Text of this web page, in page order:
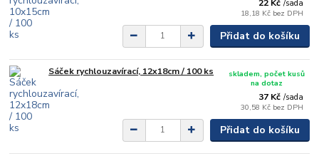
22 Kč /sada
18,18 Kč bez DPH
Přidat do košíku
Sáček rychlouzavírací, 12x18cm / 100 ks
37 Kč /sada
30,58 Kč bez DPH
skladem, počet kusů
na dotaz
Přidat do košíku